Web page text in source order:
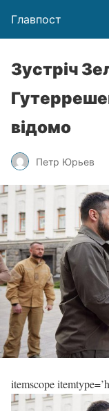
Главпост
Зустріч
відомо
Петр Юрьев
itemscope